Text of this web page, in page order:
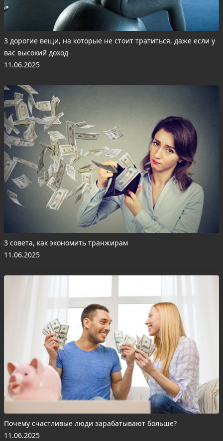
3 дорогие вещи, на которые не стоит тратиться, даже если у
вас высокий доход
11.06.2025
3 совета, как экономить транжирам
11.06.2025
Почему счастливые люди зарабатывают больше?
11.06.2025